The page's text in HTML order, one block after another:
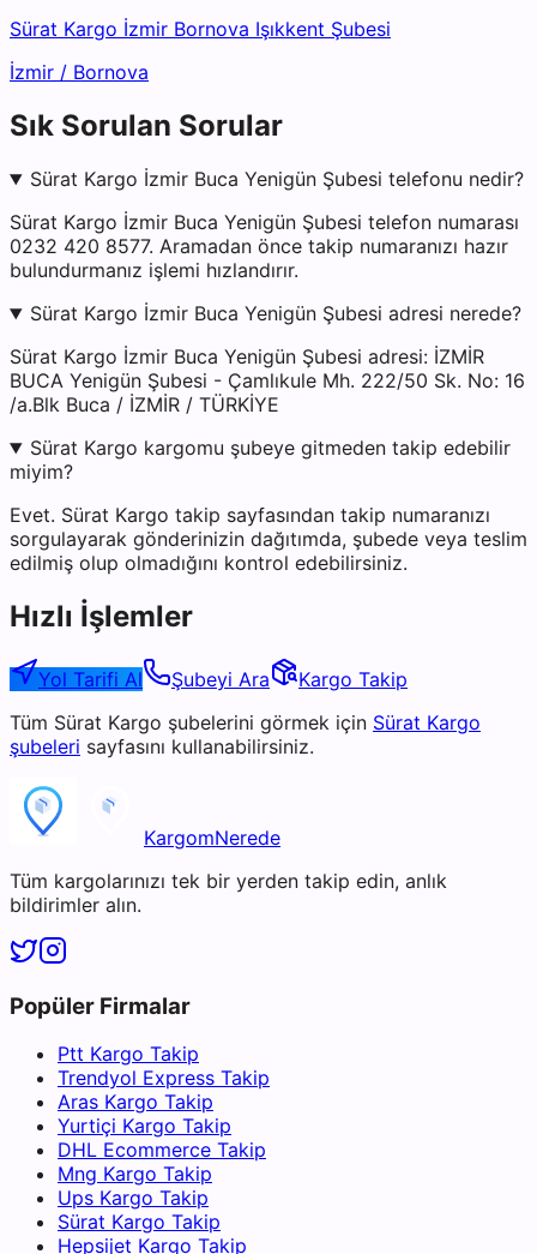
Sürat Kargo İzmir Bornova Işıkkent Şubesi
İzmir / Bornova
Sık Sorulan Sorular
Sürat Kargo İzmir Buca Yenigün Şubesi telefonu nedir?
Sürat Kargo İzmir Buca Yenigün Şubesi telefon numarası
0232 420 8577. Aramadan önce takip numaranızı hazır
bulundurmanız işlemi hızlandırır.
Sürat Kargo İzmir Buca Yenigün Şubesi adresi nerede?
Sürat Kargo İzmir Buca Yenigün Şubesi adresi: İZMİR
BUCA Yenigün Şubesi - Çamlıkule Mh. 222/50 Sk. No: 16
/a.Blk Buca / İZMİR / TÜRKİYE
Sürat Kargo kargomu şubeye gitmeden takip edebilir
miyim?
Evet. Sürat Kargo takip sayfasından takip numaranızı
sorgulayarak gönderinizin dağıtımda, şubede veya teslim
edilmiş olup olmadığını kontrol edebilirsiniz.
Hızlı İşlemler
Yol Tarifi Al Şubeyi Ara
Kargo Takip
Tüm Sürat Kargo şubelerini görmek için Sürat Kargo
şubeleri sayfasını kullanabilirsiniz.
KargomNerede
Tüm kargolarınızı tek bir yerden takip edin, anlık
bildirimler alın.
Popüler Firmalar
Ptt Kargo Takip
Trendyol Express Takip
Aras Kargo Takip
Yurtiçi Kargo Takip
DHL Ecommerce Takip
Mng Kargo Takip
Ups Kargo Takip
Sürat Kargo Takip
Hepsijet Kargo Takip